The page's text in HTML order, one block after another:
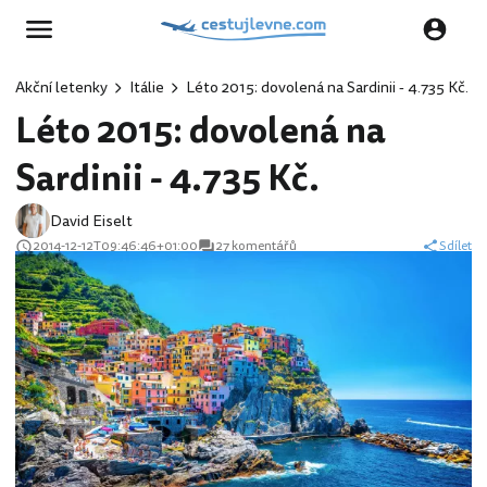
Akční letenky Itálie Léto 2015: dovolená na Sardinii - 4.735 Kč.
Léto 2015: dovolená na
Sardinii - 4.735 Kč.
David Eiselt
2014-12-12T09:46:46+01:00 27 komentářů Sdílet